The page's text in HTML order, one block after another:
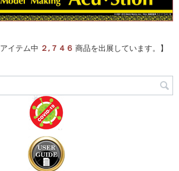
アイテム中 ２,７４６ 商品を出展しています。】